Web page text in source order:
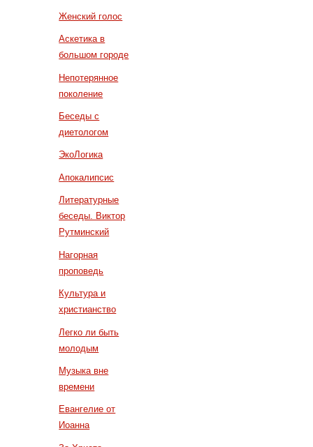
Женский голос
Аскетика в
большом городе
Непотерянное
поколение
Беседы с
диетологом
ЭкоЛогика
Апокалипсис
Литературные
беседы. Виктор
Рутминский
Нагорная
проповедь
Культура и
христианство
Легко ли быть
молодым
Музыка вне
времени
Евангелие от
Иоанна